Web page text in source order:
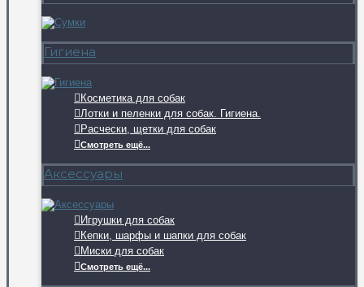
Гигиена
Косметика для собак
Лотки и пеленки для собак. Гигиена.
Расчески, щетки для собак
Смотреть ещё...
Аксессуары
Игрушки для собак
Кепки, шарфы и шапки для собак
Миски для собак
Смотреть ещё...